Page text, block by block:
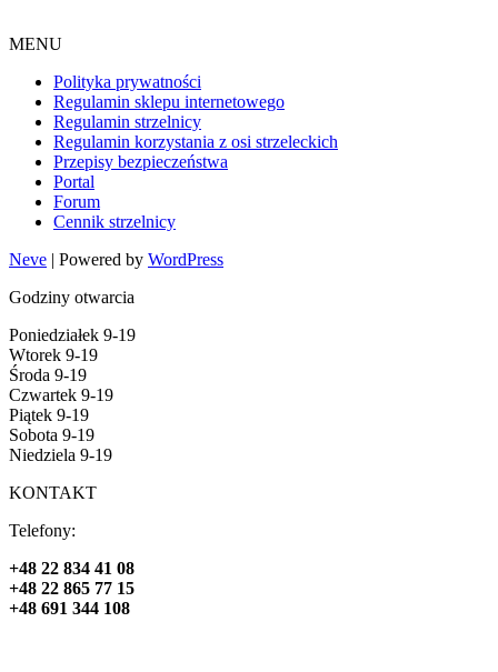
MENU
Polityka prywatności
Regulamin sklepu internetowego
Regulamin strzelnicy
Regulamin korzystania z osi strzeleckich
Przepisy bezpieczeństwa
Portal
Forum
Cennik strzelnicy
Neve | Powered by WordPress
Godziny otwarcia
Poniedziałek 9-19
Wtorek 9-19
Środa 9-19
Czwartek 9-19
Piątek 9-19
Sobota 9-19
Niedziela 9-19
KONTAKT
Telefony:
+48 22 834 41 08
+48 22 865 77 15
+48 691 344 108